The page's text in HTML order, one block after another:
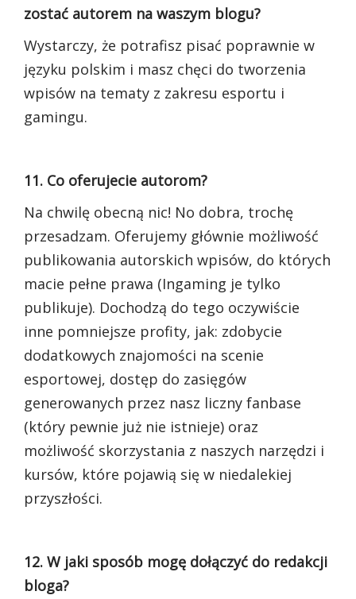
zostać autorem na waszym blogu?
Wystarczy, że potrafisz pisać poprawnie w
języku polskim i masz chęci do tworzenia
wpisów na tematy z zakresu esportu i
gamingu.
11. Co oferujecie autorom?
Na chwilę obecną nic! No dobra, trochę
przesadzam. Oferujemy głównie możliwość
publikowania autorskich wpisów, do których
macie pełne prawa (Ingaming je tylko
publikuje). Dochodzą do tego oczywiście
inne pomniejsze profity, jak: zdobycie
dodatkowych znajomości na scenie
esportowej, dostęp do zasięgów
generowanych przez nasz liczny fanbase
(który pewnie już nie istnieje) oraz
możliwość skorzystania z naszych narzędzi i
kursów, które pojawią się w niedalekiej
przyszłości.
12. W jaki sposób mogę dołączyć do redakcji
bloga?